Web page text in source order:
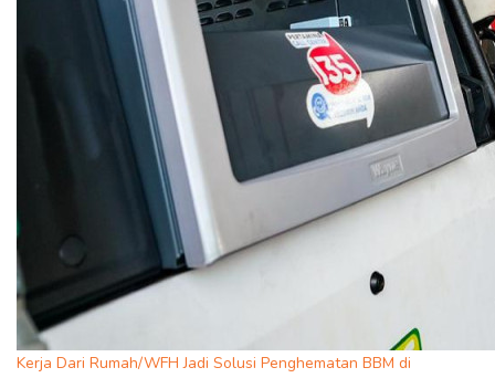
Kerja Dari Rumah/WFH Jadi Solusi Penghematan BBM di